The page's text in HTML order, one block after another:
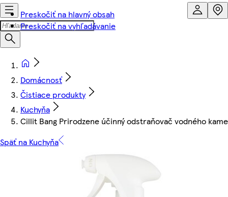
Preskočiť na hlavný obsah
Preskočiť na vyhľadávanie
Domácnosť
Čistiace produkty
Kuchyňa
Cillit Bang Prirodzene účinný odstraňovač vodného
Späť na Kuchyňa